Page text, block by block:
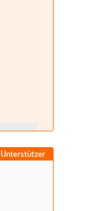
Unterstützer